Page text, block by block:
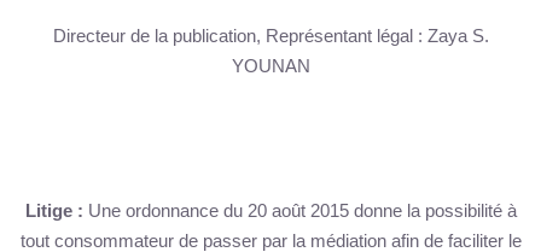
Directeur de la publication, Représentant légal : Zaya S.
YOUNAN
Litige : Une ordonnance du 20 août 2015 donne la possibilité à
tout consommateur de passer par la médiation afin de faciliter le
SERVICES
AGENDA